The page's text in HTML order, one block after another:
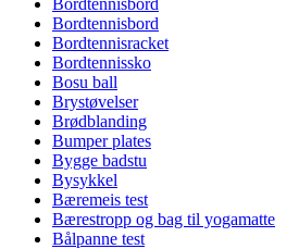
Bordtennisbord
Bordtennisbord
Bordtennisracket
Bordtennissko
Bosu ball
Brystøvelser
Brødblanding
Bumper plates
Bygge badstu
Bysykkel
Bæremeis test
Bærestropp og bag til yogamatte
Bålpanne test